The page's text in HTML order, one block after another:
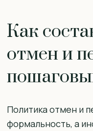
Как
отмен и
Политика отмен и
формальность, а